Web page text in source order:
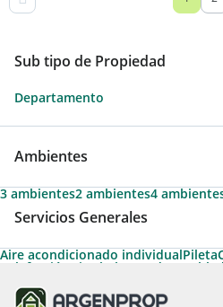
Sub tipo de Propiedad
Departamento
Ambientes
3 ambientes2 ambientes4
Servicios Generales
Aire acondicionado individualPileta
Calefacción tiro balanceado